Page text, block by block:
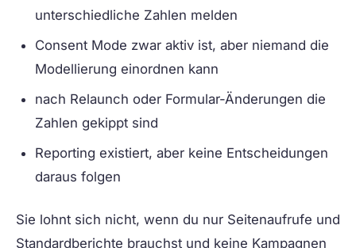
unterschiedliche Zahlen melden
Consent Mode zwar aktiv ist, aber niemand die
Modellierung einordnen kann
nach Relaunch oder Formular-Änderungen die
Zahlen gekippt sind
Reporting existiert, aber keine Entscheidungen
daraus folgen
Sie lohnt sich nicht, wenn du nur Seitenaufrufe und
Standardberichte brauchst und keine Kampagnen